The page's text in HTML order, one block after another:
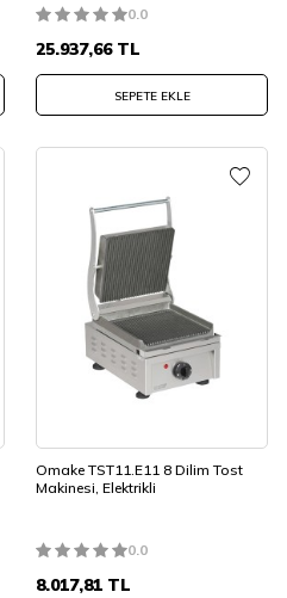
0.0
25.937,66TL
SEPETE EKLE
Omake TST11.E11 8 Dilim Tost
Makinesi, Elektrikli
0.0
8.017,81 TL